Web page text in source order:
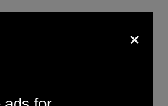
IAN WALDIE/GETTY IMAGES
Taste Changes
×